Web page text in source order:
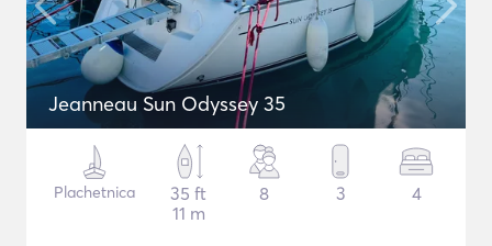
Jeanneau Sun Odyssey 35
Plachetnica
35 ft
11 m
8 3 4